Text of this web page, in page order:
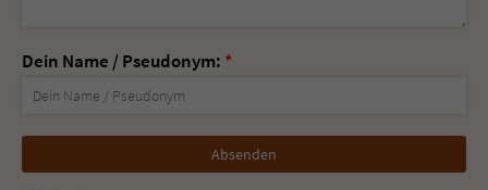
Dein Name / Pseudonym: *
Nicht
ausfüllen!